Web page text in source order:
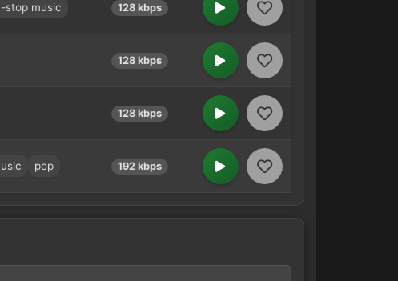
stop music 128 kbps
128 kbps
128 kbps
pop 192 kbps